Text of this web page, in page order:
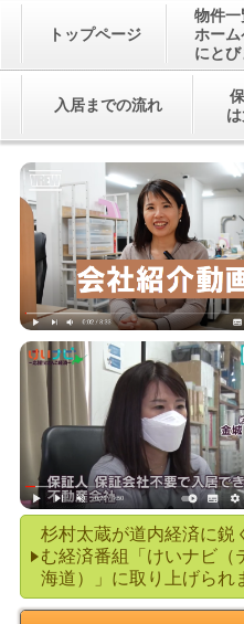
トップページ
物件
ホー
にとび
入居までの流れ
杉村太蔵が道内経済に鋭
む経済番組「けいナビ（
海道）」に取り上げられ